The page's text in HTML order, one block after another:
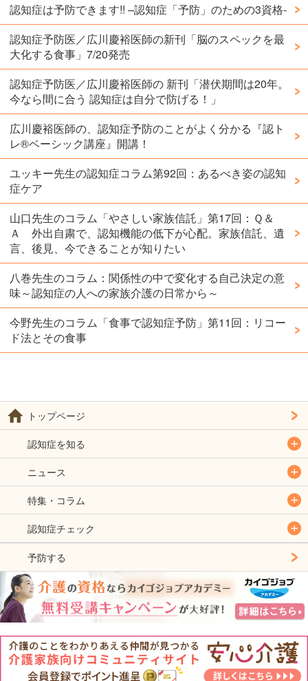
認知症は予防できます!! –認知症「予防」のための3資格-
認知症予防医／広川慶裕医師の新刊「脳のスペックを最
大化する食事」7/20発売
認知症予防医／広川慶裕医師の 新刊「潜伏期間は20年。
今なら間に合う 認知症は自分で防げる！」
広川慶裕医師の、認知症予防のことがよく分かる『認ト
レ®️ベーシック講座』開講！
ユッキー先生の認知症コラム第92回：あるべき姿の認知
症ケア
山口先生のコラム「やさしい家族信託」第17回：Ｑ＆
Ａ 外出自粛で、認知機能の低下が心配。家族信託、遺
言、後見、今できることが知りたい
八巻先生のコラム：関係性の中で変化する自己決定の意
味～認知症の人への家族介護の日常から～
今野先生のコラム「食事で認知症予防」第11回：リコー
ド法とその食事
トップページ
認知症を知る
ニュース
特集・コラム
認知症チェック
予防する